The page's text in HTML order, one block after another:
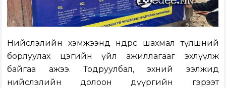
Нийслэлийн хэмжээнд өнөөдрөөс шахмал түлшний
борлуулах цэгийн үйл ажиллагааг эхлүүлж
байгаа ажээ. Тодруулбал, эхний ээлжид
нийслэлийн долоон дүүргийн гэрээт